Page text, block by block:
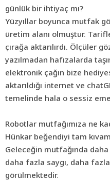
günlük bir ihtiyaç mı?
Yüzyıllar boyunca mutfak
üretim alanı olmuştur.
çırağa aktarılırdı. Ölçüler
yazılmadan hafızalarda
elektronik çağın bize
aktarıldığı internet ve
temelinde hala o sessiz
Robotlar mutfağımıza ne
Hünkar beğendiyi tam
Geleceğin mutfağında
daha fazla saygı, daha
görülmektedir.